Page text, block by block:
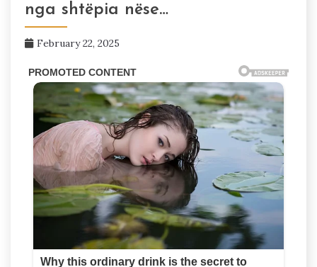
nga shtëpia nëse…
February 22, 2025